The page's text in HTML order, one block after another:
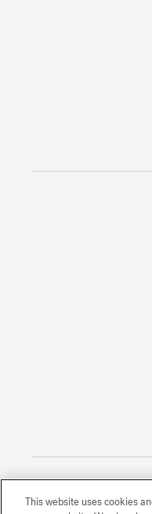
Todos los derechos
This website uses cookies